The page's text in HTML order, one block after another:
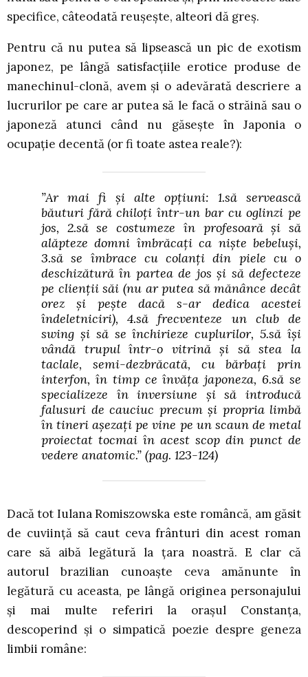
specifice, câteodată reușește, alteori dă greș.
Pentru că nu putea să lipsească un pic de exotism
japonez, pe lângă satisfacțiile erotice produse de
manechinul-clonă, avem și o adevărată descriere a
lucrurilor pe care ar putea să le facă o străină sau o
japoneză atunci când nu găsește în Japonia o
ocupație decentă (or fi toate astea reale?):
”Ar mai fi și alte opțiuni: 1.să servească
băuturi fără chiloți într-un bar cu oglinzi pe
jos, 2.să se costumeze în profesoară și să
alăpteze domni îmbrăcați ca niște bebeluși,
3.să se îmbrace cu colanți din piele cu o
deschizătură în partea de jos și să defecteze
pe clienții săi (nu ar putea să mănânce decât
orez și pește dacă s-ar dedica acestei
îndeletniciri), 4.să frecventeze un club de
swing și să se închirieze cuplurilor, 5.să își
vândă trupul într-o vitrină și să stea la
taclale, semi-dezbrăcată, cu bărbați prin
interfon, în timp ce învăța japoneza, 6.să se
specializeze în inversiune și să introducă
falusuri de cauciuc precum și propria limbă
în tineri așezați pe vine pe un scaun de metal
proiectat tocmai în acest scop din punct de
vedere anatomic.” (pag. 123-124)
Dacă tot Iulana Romiszowska este româncă, am găsit
de cuviință să caut ceva frânturi din acest roman
care să aibă legătură la țara noastră. E clar că
autorul brazilian cunoaște ceva amănunte în
legătură cu aceasta, pe lângă originea personajului
și mai multe referiri la orașul Constanța,
descoperind și o simpatică poezie despre geneza
limbii române: